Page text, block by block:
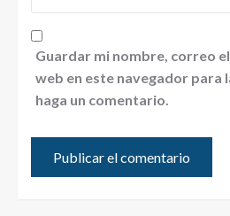
Guardar mi nombre, correo
web en este navegador para
haga un comentario.